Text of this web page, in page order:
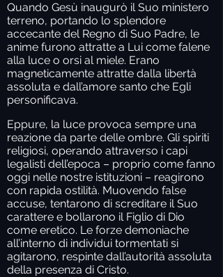
Quando Gesù inaugurò il Suo ministero
terreno, portando lo splendore
accecante del Regno di Suo Padre, le
anime furono attratte a Lui come falene
alla luce o orsi al miele. Erano
magneticamente attratte dalla libertà
assoluta e dall’amore santo che Egli
personificava.
Eppure, la luce provoca sempre una
reazione da parte delle ombre. Gli spiriti
religiosi, operando attraverso i capi
legalisti dell’epoca – proprio come fanno
oggi nelle nostre istituzioni – reagirono
con rapida ostilità. Muovendo false
accuse, tentarono di screditare il Suo
carattere e bollarono il Figlio di Dio
come eretico. Le forze demoniache
all’interno di individui tormentati si
agitarono, respinte dall’autorità assoluta
della presenza di Cristo.